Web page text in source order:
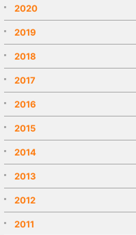
2020
2019
2018
2017
2016
2015
2014
2013
2012
2011